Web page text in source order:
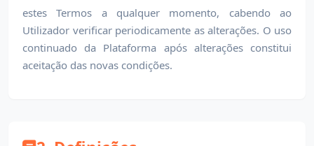
estes Termos a qualquer momento, cabendo ao
Utilizador verificar periodicamente as alterações. O uso
continuado da Plataforma após alterações constitui
aceitação das novas condições.